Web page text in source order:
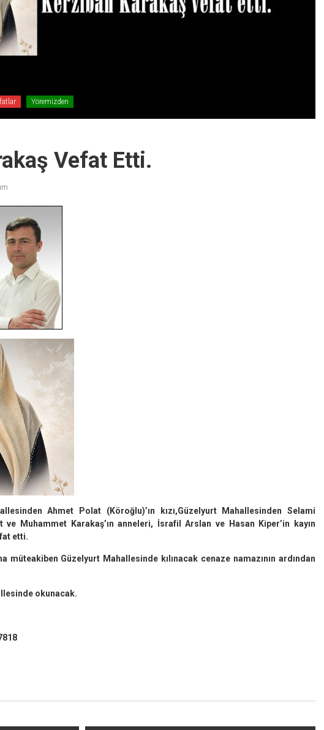
Yöremizden
Vefat Etti.
Ahmet Polat (Köroğlu)’ın kızı,Güzelyurt Mahallesinden Selami
ve Muhammet Karakaş’ın anneleri, İsrafil Arslan ve Hasan Kiper’in kayın
etti.
müteakiben Güzelyurt Mahallesinde kılınacak cenaze namazının ardından
okunacak.